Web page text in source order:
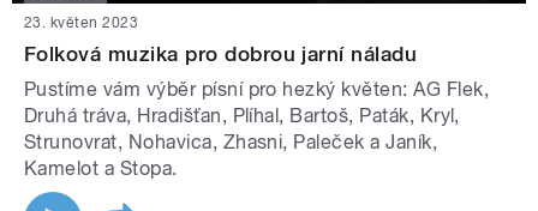
23. květen 2023
Folková muzika pro dobrou jarní náladu
Pustíme vám výběr písní pro hezký květen: AG Flek,
Druhá tráva, Hradišťan, Plíhal, Bartoš, Paták, Kryl,
Strunovrat, Nohavica, Zhasni, Paleček a Janík,
Kamelot a Stopa.